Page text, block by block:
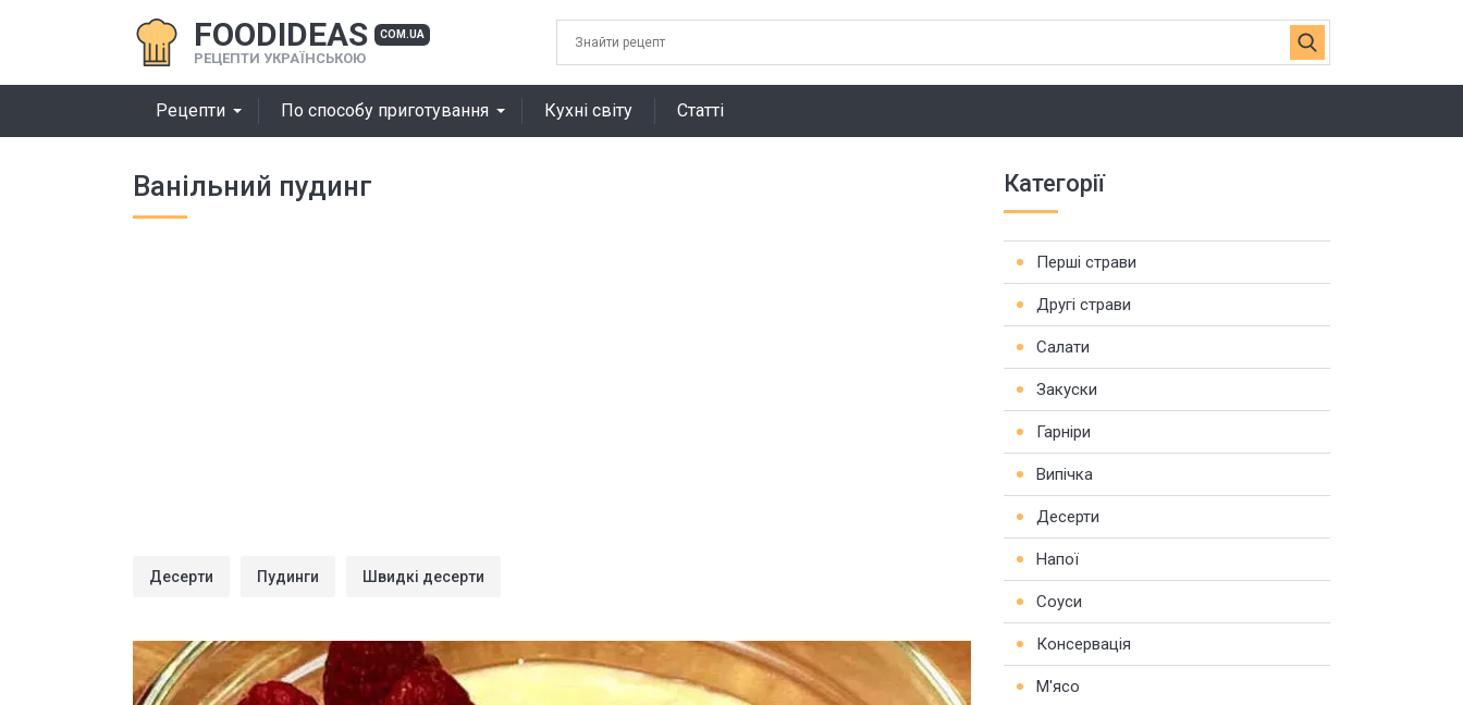
FOODIDEAS COM.UA
РЕЦЕПТИ УКРАЇНСЬКОЮ
Рецепти По способу приготування Кухні світу Статті
Ванільний пудинг
Десерти Пудинги Швидкі десерти
Категорії
Перші страви
Другі страви
Салати
Закуски
Гарніри
Випічка
Десерти
Напої
Соуси
Консервація
М'ясо